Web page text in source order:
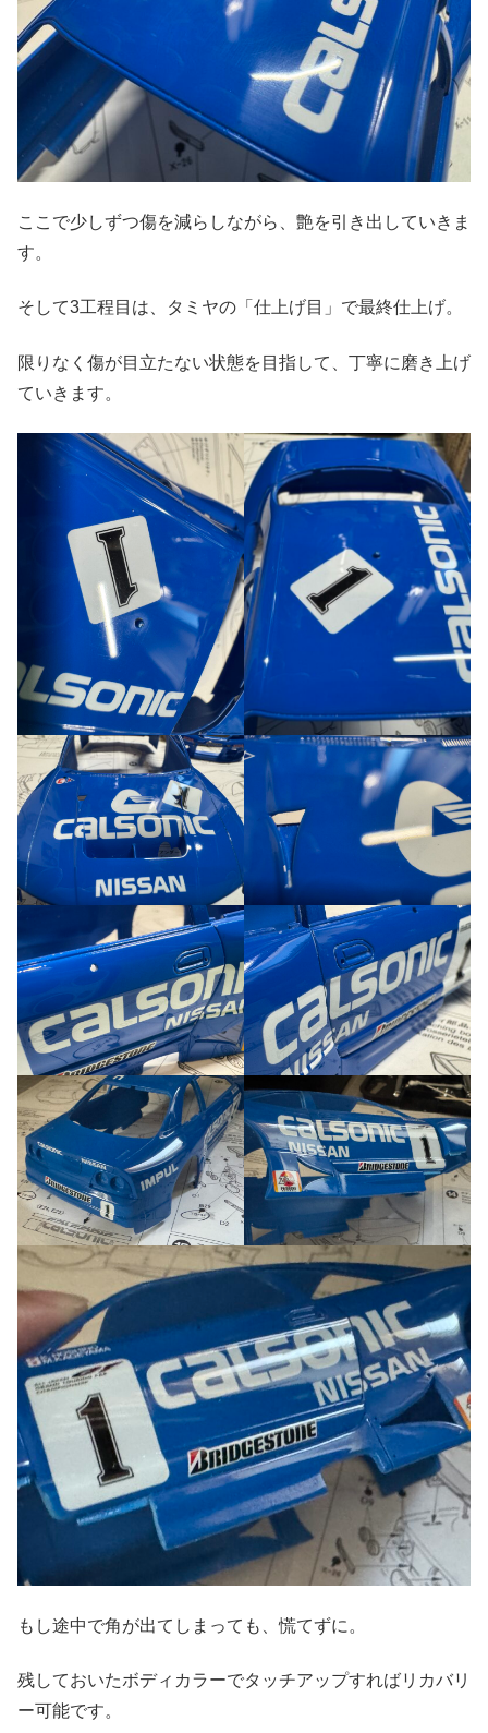
ここで少しずつ傷を減らしながら、艶を引き出していきま
す。
そして3工程目は、タミヤの「仕上げ目」で最終仕上げ。
限りなく傷が目立たない状態を目指して、丁寧に磨き上げ
ていきます。
もし途中で角が出てしまっても、慌てずに。
残しておいたボディカラーでタッチアップすればリカバリ
ー可能です。